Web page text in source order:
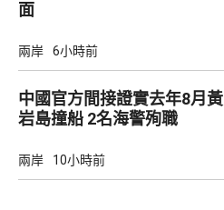
面
兩岸 6小時前
中國官方間接證實去年8月黃
岩島撞船 2名海警殉職
兩岸 10小時前